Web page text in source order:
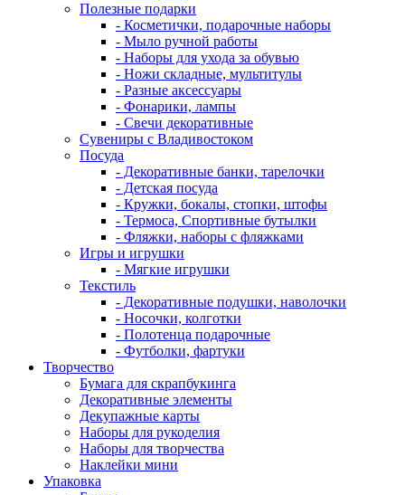
Полезные подарки
- Косметички, подарочные наборы
- Мыло ручной работы
- Наборы для ухода за обувью
- Ножи складные, мультитулы
- Разные аксессуары
- Фонарики, лампы
- Свечи декоративные
Сувениры с Владивостоком
Посуда
- Декоративные банки, тарелочки
- Детская посуда
- Кружки, бокалы, стопки, штофы
- Термоса, Спортивные бутылки
- Фляжки, наборы с фляжками
Игры и игрушки
- Мягкие игрушки
Текстиль
- Декоративные подушки, наволочки
- Носочки, колготки
- Полотенца подарочные
- Футболки, фартуки
Творчество
Бумага для скрапбукинга
Декоративные элементы
Декупажные карты
Наборы для рукоделия
Наборы для творчества
Наклейки мини
Упаковка